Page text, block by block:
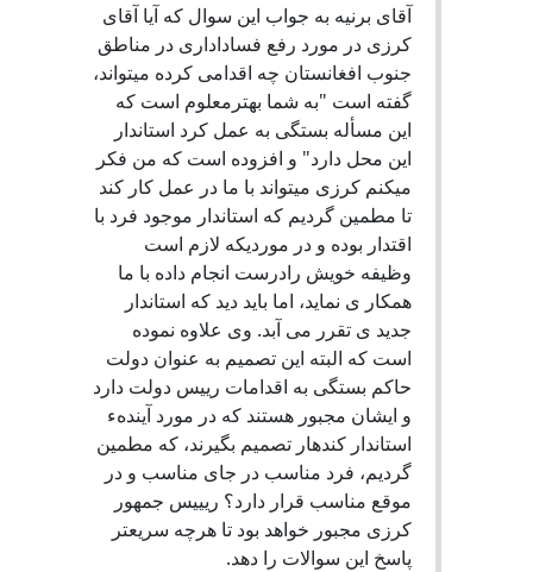
آقای برنیه به جواب این سوال که آیا آقای
کرزی در مورد رفع فساداداری در مناطق
جنوب افغانستان چه اقدامی کرده میتواند،
گفته است "به شما بهترمعلوم است که
این مسأله بستگی به عمل کرد استاندار
این محل دارد" و افزوده است که من فکر
میکنم کرزی میتواند با ما در عمل کار کند
تا مطمین گردیم که استاندار موجود فرد با
اقتدار بوده و در موردیکه لازم است
وظیفه خویش رادرست انجام داده با ما
همکار ی نماید، اما باید دید که استاندار
جدید ی تقرر می آبد. وی علاوه نموده
است که البته این تصمیم به عنوان دولت
حاکم بستگی به اقدامات رییس دولت دارد
و ایشان مجبور هستند که در مورد آیندهء
استاندار کندهار تصمیم بگیرند، که مطمین
گردیم، فرد مناسب در جای مناسب و در
موقع مناسب قرار دارد؟ ریییس جمهور
کرزی مجبور خواهد بود تا هرچه سریعتر
پاسخ این سوالات را دهد.